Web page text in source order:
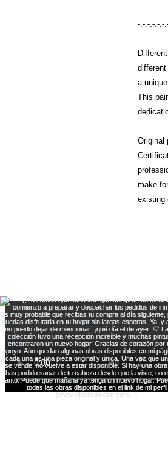
-.-.-.-.-.-
a
This
Original
make
existing